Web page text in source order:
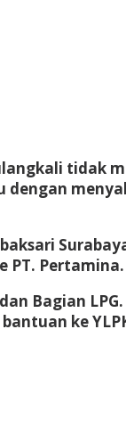
tidak
PT. Pertamina.
Bagian
ke